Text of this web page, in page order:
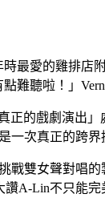
最愛的雞排店
難聽啦！」
正的戲劇演出
一次真正的跨界
雙女聲對唱
A-Lin不只能